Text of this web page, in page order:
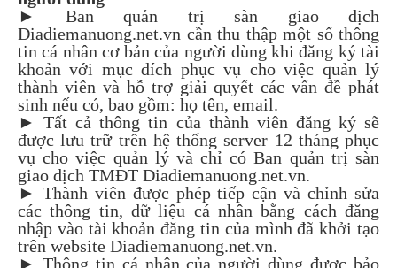
► Ban quản trị sàn giao dịch
Diadiemanuong.net.vn cần thu thập một số thông
tin cá nhân cơ bản của người dùng khi đăng ký tài
khoản với mục đích phục vụ cho việc quản lý
thành viên và hỗ trợ giải quyết các vấn đề phát
sinh nếu có, bao gồm: họ tên, email.
► Tất cả thông tin của thành viên đăng ký sẽ
được lưu trữ trên hệ thống server 12 tháng phục
vụ cho việc quản lý và chỉ có Ban quản trị sàn
giao dịch TMĐT Diadiemanuong.net.vn.
► Thành viên được phép tiếp cận và chỉnh sửa
các thông tin, dữ liệu cá nhân bằng cách đăng
nhập vào tài khoản đăng tin của mình đã khởi tạo
trên website Diadiemanuong.net.vn.
► Thông tin cá nhân của người dùng được bảo